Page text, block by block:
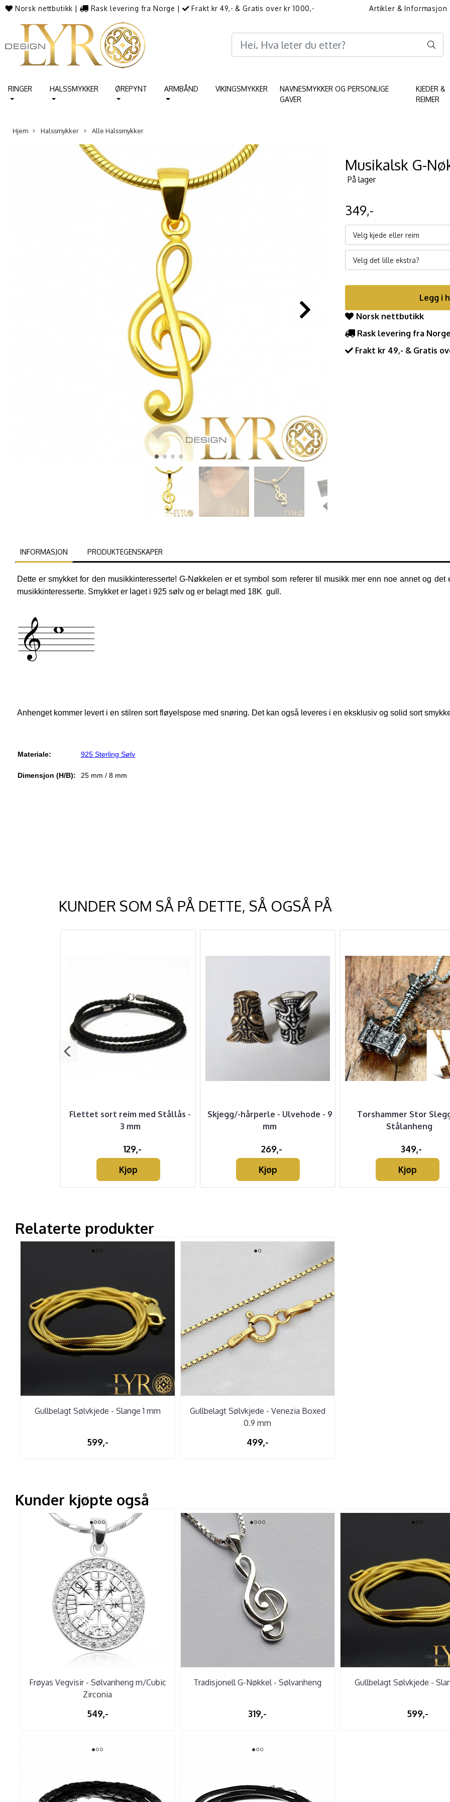
Norsk nettbutikk | Rask levering fra Norge | Frakt kr 49,- & Gratis over kr 1000,- Artikler & Informasjon
RINGER HALSSMYKKER ØREPYNT ARMBÅND VIKINGSMYKKER
NAVNESMYKKER OG PERSONLIGE
GAVER
KJEDER &
REIMER
Hjem Halssmykker Alle Halssmykker
Musikalsk G-
På lager
349,-
Velg kjede eller reim
Velg det lille ekstra?
Legg i
Norsk nettbutikk
Rask levering fra Norge
Frakt kr 49,- & Gratis
INFORMASJON PRODUKTEGENSKAPER
Dette er smykket for den musikkinteresserte! G-Nøkkelen er et symbol som referer til musikk mer enn noe annetog det
musikkinteresserte. Smykket er laget i 925 sølv og er belagt med 18K gull.
Anhenget kommer levert i en stilren sort fløyelspose med snøring. Det kan også leveres i en eksklusiv og solid sort
Materiale: 925 Sterling Sølv
Dimensjon (H/B): 25 mm / 8 mm
KUNDER SOM SÅ PÅ DETTE, SÅ OGSÅ PÅ
Flettet sort reim med Stållås -
3 mm
129,-
Kjøp
Skjegg/-hårperle - Ulvehode - 9
mm
269,-
Kjøp
Torshammer Stor
Stålanheng
349,-
Kjøp
Relaterte produkter
Gullbelagt Sølvkjede - Slange 1 mm
599,-
Gullbelagt Sølvkjede - Venezia Boxed
0.9 mm
499,-
Kunder kjøpte også
Frøyas Vegvisir - Sølvanheng m/Cubic
Zirconia
549,-
Tradisjonell G-Nøkkel - Sølvanheng
319,-
Gullbelagt Sølvkjede -
599,-